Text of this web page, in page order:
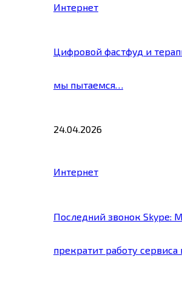
Интернет
Цифровой фастфуд и
мы пытаемся…
24.04.2026
Интернет
Последний звонок Skype:
прекратит работу сервиса